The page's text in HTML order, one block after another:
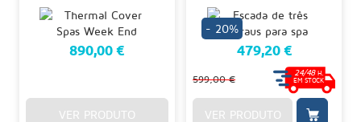
890,00 €
VER PRODUTO
- 20%
479,20 €
599,00 €
24/48H.
EM STOCK
VER PRODUTO